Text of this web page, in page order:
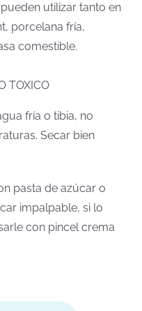
utilizar tanto en
porcelana fría,
comestible.
TOXICO
fría o tibia, no
Secar bien
pasta de azúcar o
impalpable, si lo
con pincel crema